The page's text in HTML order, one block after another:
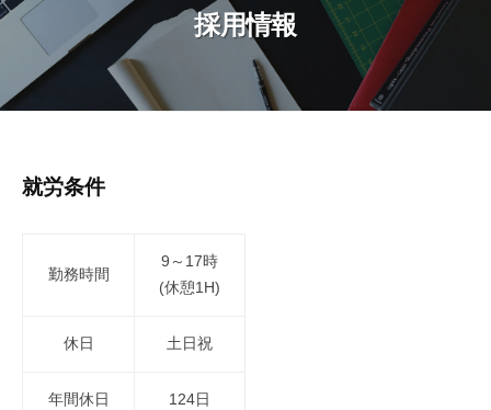
採用情報
採
就労条件
勤務時間
9～17時
(休憩1H)
休日 土日祝
年間休日 124日